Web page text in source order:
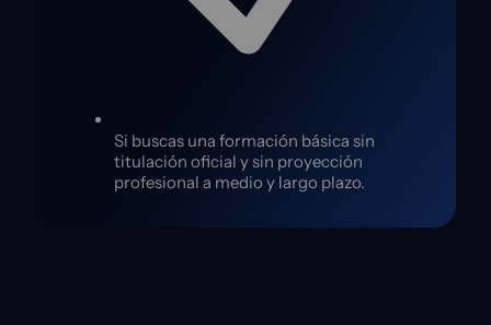
Si buscas una formación básica sin
titulación oficial y sin proyección
profesional a medio y largo plazo.